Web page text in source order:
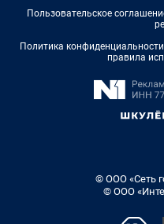
Пользовательское
Политика
правила
© ООО «Сеть
© ООО